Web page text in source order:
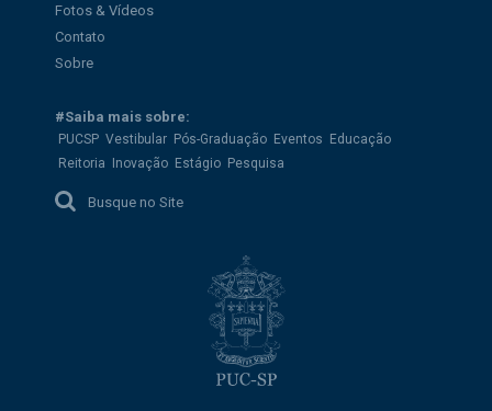
Fotos & Vídeos
Contato
Sobre
#Saiba mais sobre:
PUCSP Vestibular Pós-Graduação Eventos Educação
Reitoria Inovação Estágio Pesquisa
Busque no Site